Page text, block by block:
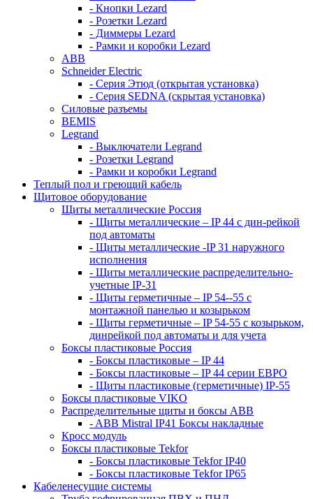
- Кнопки Lezard
- Розетки Lezard
- Диммеры Lezard
- Рамки и коробки Lezard
ABB
Schneider Electric
- Серия Этюд (открытая установка)
- Серия SEDNA (скрытая установка)
Силовые разъемы
BEMIS
Legrand
- Выключатели Legrand
- Розетки Legrand
- Рамки и коробки Legrand
Теплый пол и греющий кабель
Щитовое оборудование
Щиты металлические Россия
- Щиты металлические – IP 44 с дин-рейкой
под автоматы
- Щиты металлические -IP 31 наружного
исполнения
- Щиты металлические распределительно-
учетные IP-31
- Щиты герметичные – IP 54--55 с
монтажной панелью и козырьком
- Щиты герметичные – IP 54-55 с козырьком,
динрейкой под автоматы и для учета
Боксы пластиковые Россия
- Боксы пластиковые – IP 44
- Боксы пластиковые – IP 44 серии ЕВРО
- Щиты пластиковые (герметичные) IP-55
Боксы пластиковые VIKO
Распределительные щиты и боксы АВВ
- ABB Mistral IP41 Боксы накладные
Кросс модуль
Боксы пластиковые Tekfor
- Боксы пластиковые Tekfor IP40
- Боксы пластиковые Tekfor IP65
Кабеленесущие системы